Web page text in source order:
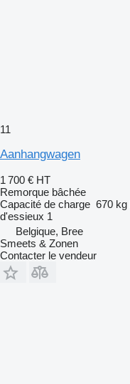
11
Aanhangwagen
1 700 € HT
Remorque bâchée
Capacité de charge 670 kg
d'essieux 1
Belgique, Bree
Smeets & Zonen
Contacter le vendeur